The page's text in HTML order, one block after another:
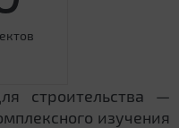
строительства —
изучения